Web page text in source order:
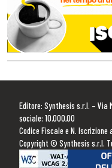
Editore: Synthesis s.r.l. – Via
sociale: 10.000,00
Codice Fiscale e N. Iscrizione
Copyright © Synthesis s.r.l.